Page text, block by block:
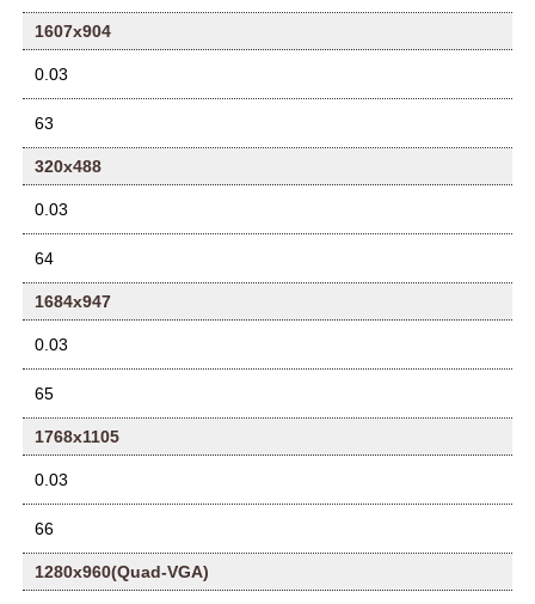
1607x904
0.03
63
320x488
0.03
64
1684x947
0.03
65
1768x1105
0.03
66
1280x960(Quad-VGA)